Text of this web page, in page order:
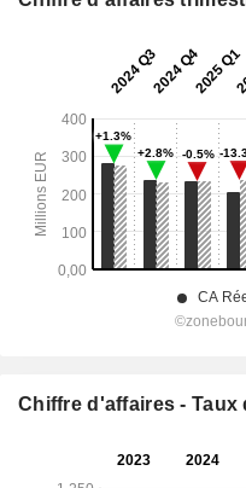
Chiffre d'affaires - Taux